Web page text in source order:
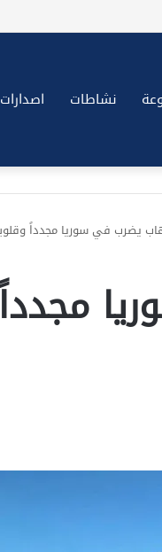
نشاطات
يضرب في سوريا مجدداً
مجدداً